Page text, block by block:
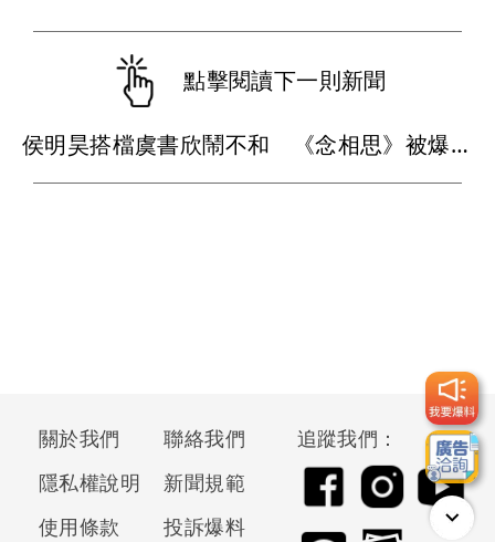
點擊閱讀下一則新聞
侯明昊搭檔虞書欣鬧不和 《念相思》被爆停拍換男主
關於我們
聯絡我們
隱私權說明
新聞規範
使用條款
投訴爆料
追蹤我們：